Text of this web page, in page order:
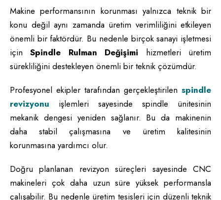
Makine performansının korunması yalnızca teknik bir
konu değil aynı zamanda üretim verimliliğini etkileyen
önemli bir faktördür. Bu nedenle birçok sanayi işletmesi
içinSpindle Rulman Değişimi hizmetleri üretim
sürekliliğini destekleyen önemli bir teknik çözümdür.
Profesyonel ekipler tarafından gerçekleştirilen spindle
revizyonu işlemleri sayesinde spindle ünitesinin
mekanik dengesi yeniden sağlanır. Bu da makinenin
daha stabil çalışmasına ve üretim kalitesinin
korunmasına yardımcı olur.
Doğru planlanan revizyon süreçleri sayesinde CNC
makineleri çok daha uzun süre yüksek performansla
çalışabilir. Bu nedenle üretim tesisleri için düzenli teknik